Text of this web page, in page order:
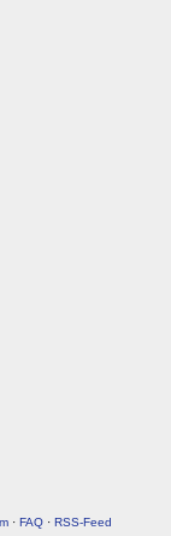
· FAQ· RSS-Feed